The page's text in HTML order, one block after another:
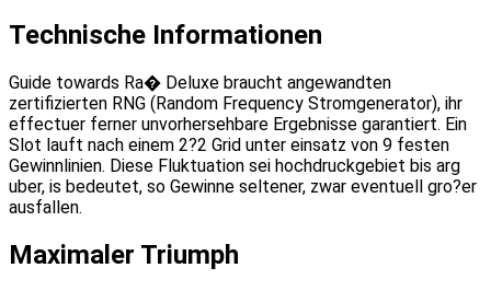
Technische Informationen
Guide towards Ra� Deluxe braucht angewandten
zertifizierten RNG (Random Frequency Stromgenerator), ihr
effectuer ferner unvorhersehbare Ergebnisse garantiert. Ein
Slot lauft nach einem 2?2 Grid unter einsatz von 9 festen
Gewinnlinien. Diese Fluktuation sei hochdruckgebiet bis arg
uber, is bedeutet, so Gewinne seltener, zwar eventuell gro?er
ausfallen.
Maximaler Triumph